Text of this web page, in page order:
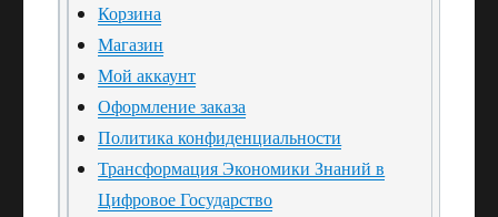
Корзина
Магазин
Мой аккаунт
Оформление заказа
Политика конфиденциальности
Трансформация Экономики Знаний в
Цифровое Государство